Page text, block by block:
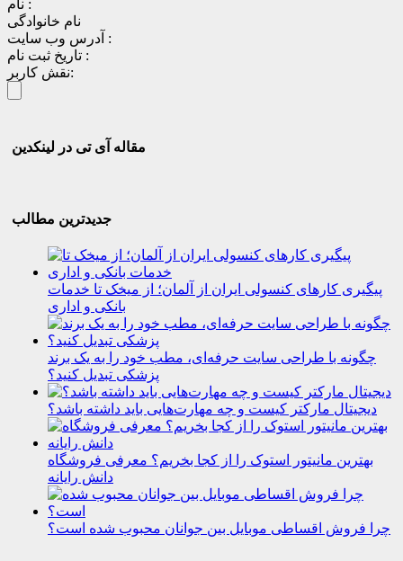
نام :
نام خانوادگی
آدرس وب سایت :
تاریخ ثبت نام :
نقش کاربر:
مقاله آی تی در لینکدین
جدیدترین مطالب
پیگیری کارهای کنسولی ایران از آلمان؛ از میخک تا خدمات
بانکی و اداری
چگونه با طراحی سایت حرفه‌ای، مطب خود را به یک برند
پزشکی تبدیل کنید؟
دیجیتال مارکتر کیست و چه مهارت‌هایی باید داشته باشد؟
بهترین مانیتور استوک را از کجا بخریم؟ معرفی فروشگاه
دانش رایانه
چرا فروش اقساطی موبایل بین جوانان محبوب شده است؟